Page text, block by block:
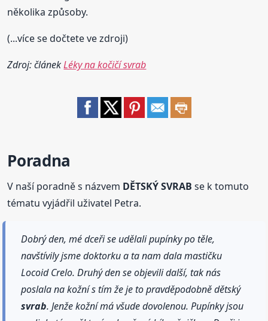
několika způsoby.
(...více se dočtete ve zdroji)
Zdroj: článekLéky na kočičí svrab
Poradna
V naší poradně s názvem DĚTSKÝ SVRAB se k tomuto
tématu vyjádřil uživatel Petra.
Dobrý den, mé dceři se udělali pupínky po těle,
navštívily jsme doktorku a ta nam dala mastičku
Locoid Crelo. Druhý den se objevili další, tak nás
poslala na kožní s tím že je to pravděpodobně dětský
svrab. Jenže kožní má všude dovolenou. Pupínky jsou